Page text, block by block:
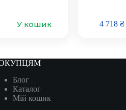
У кошик 4 718₴
Блог
Каталог
Мій кошик